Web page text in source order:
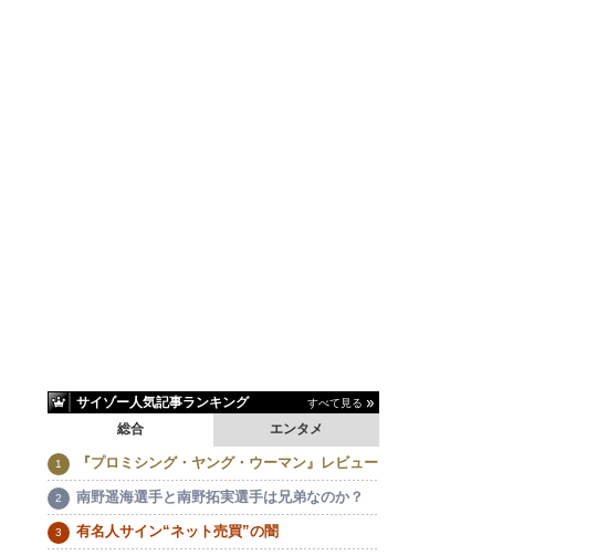
サイゾー人気記事ランキング すべて見る
エンタメ
総合
『プロミシング・ヤング・ウーマン』レビュー
南野遥海選手と南野拓実選手は兄弟なのか？
有名人サイン“ネット売買”の闇